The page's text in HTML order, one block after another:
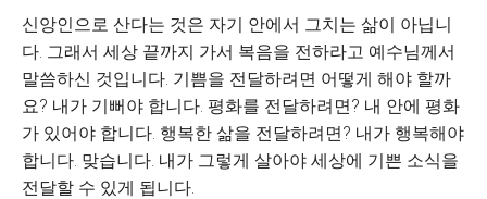
신앙인으로 산다는 것은 자기 안에서 그치는 삶이 아닙니
다. 그래서 세상 끝까지 가서 복음을 전하라고 예수님께서
말씀하신 것입니다. 기쁨을 전달하려면 어떻게 해야 할까
요? 내가 기뻐야 합니다. 평화를 전달하려면? 내 안에 평화
가 있어야 합니다. 행복한 삶을 전달하려면? 내가 행복해야
합니다. 맞습니다. 내가 그렇게 살아야 세상에 기쁜 소식을
전달할 수 있게 됩니다.